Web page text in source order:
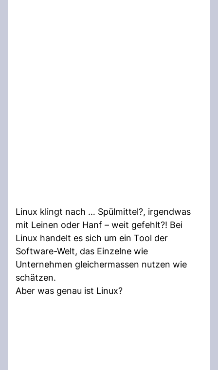
Linux klingt nach … Spülmittel?, irgendwas
mit Leinen oder Hanf – weit gefehlt?! Bei
Linux handelt es sich um ein Tool der
Software-Welt, das Einzelne wie
Unternehmen gleichermassen nutzen wie
schätzen.
Aber was genau ist Linux?